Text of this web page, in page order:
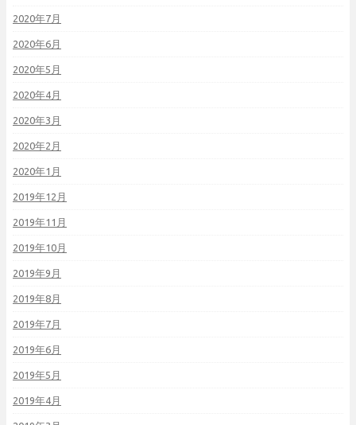
2020年7月
2020年6月
2020年5月
2020年4月
2020年3月
2020年2月
2020年1月
2019年12月
2019年11月
2019年10月
2019年9月
2019年8月
2019年7月
2019年6月
2019年5月
2019年4月